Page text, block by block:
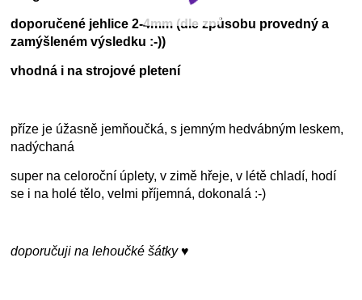
doporučené jehlice 2-4mm (dle způsobu provedný a
zamýšleném výsledku :-))
vhodná i na strojové pletení
příze je úžasně jemňoučká, s jemným hedvábným leskem,
nadýchaná
super na celoroční úplety, v zimě hřeje, v létě chladí, hodí
se i na holé tělo, velmi příjemná, dokonalá :-)
doporučuji na lehoučké šátky ♥